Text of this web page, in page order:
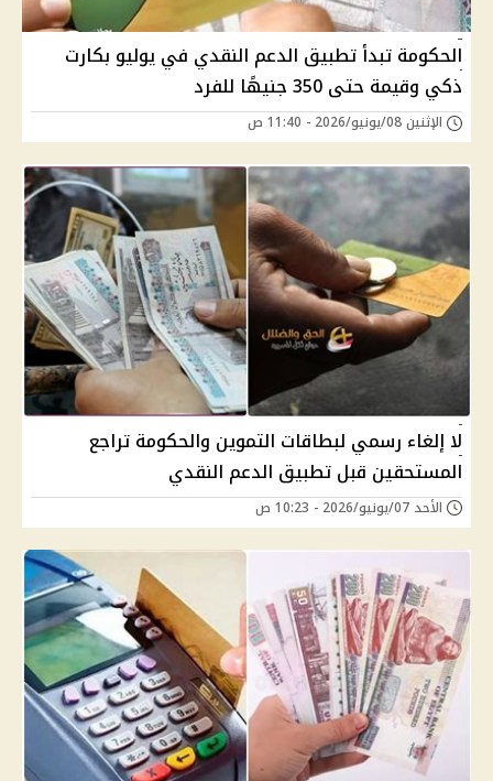
الحكومة تبدأ تطبيق الدعم النقدي في يوليو بكارت
ذكي وقيمة حتى 350 جنيهًا للفرد
الإثنين 08/يونيو/2026 - 11:40 ص
لا إلغاء رسمي لبطاقات التموين والحكومة تراجع
المستحقين قبل تطبيق الدعم النقدي
الأحد 07/يونيو/2026 - 10:23 ص